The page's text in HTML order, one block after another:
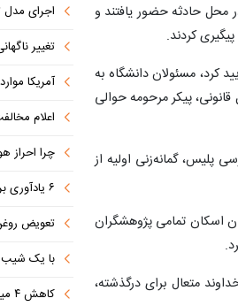
محل حادثه حضور یافتند و
کردند.
کرد، مسئولان دانشگاه به
پیکر مرحومه حوالی
پلیس، گمانه‌زنی اولیه از
اسکان تمامی پژوهشگران
متعال برای درگذشته،
اجرای مدل
تغییر
آمریکا موارد
اعلام
چرا احراز
۶ یادآوری برای تمیز نگه داشتن فرش در ایام بازگشایی مدارس
تعویض روغن؛
با یک شیب
کاهش ۴ میلیونی دانش‌آموزان تا ۱۴۳۲